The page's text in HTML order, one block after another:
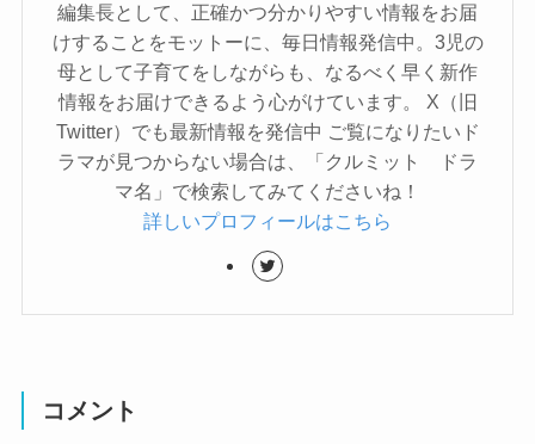
編集長として、正確かつ分かりやすい情報をお届
けすることをモットーに、毎日情報発信中。3児の
母として子育てをしながらも、なるべく早く新作
情報をお届けできるよう心がけています。 X（旧
Twitter）でも最新情報を発信中 ご覧になりたいド
ラマが見つからない場合は、「クルミット ドラ
マ名」で検索してみてくださいね！
詳しいプロフィールはこちら
コメント